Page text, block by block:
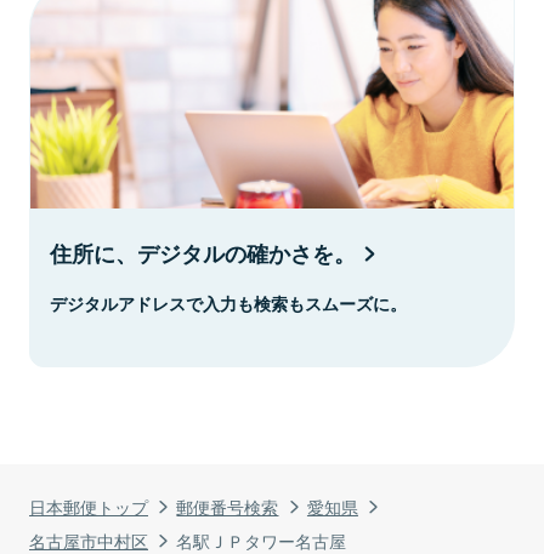
日本郵便トップ 郵便番号検索
愛知県
名古屋市中村区
名駅ＪＰタワー名古屋
住所に、デジタルの確かさを。
デジタルアドレスで入力も検索もスムーズに。